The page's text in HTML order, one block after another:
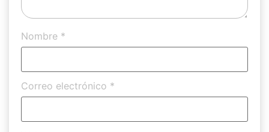
Nombre *
Correo electrónico *